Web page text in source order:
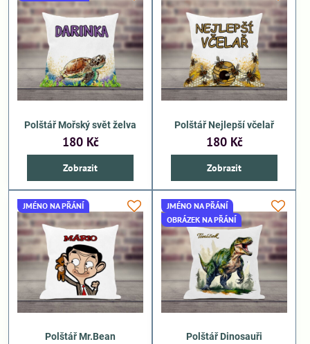
Polštář Mořský svět želva
180 Kč
Zobrazit
Polštář Nejlepší včelař
180 Kč
Zobrazit
JMÉNO NA PŘÁNÍ
Polštář Mr.Bean
JMÉNO NA PŘÁNÍ
OBRÁZEK NA PŘÁNÍ
Polštář Dinosauři